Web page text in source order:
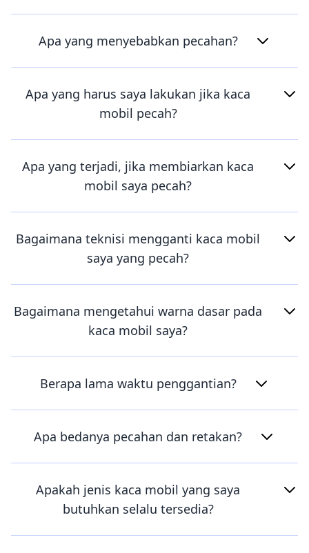
Apa yang menyebabkan pecahan?
Apa yang harus saya lakukan jika kaca
mobil pecah?
Apa yang terjadi, jika membiarkan kaca
mobil saya pecah?
Bagaimana teknisi mengganti kaca mobil
saya yang pecah?
Bagaimana mengetahui warna dasar pada
kaca mobil saya?
Berapa lama waktu penggantian?
Apa bedanya pecahan dan retakan?
Apakah jenis kaca mobil yang saya
butuhkan selalu tersedia?